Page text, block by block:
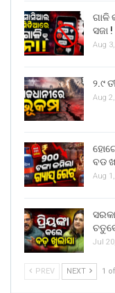
ଗାଳି
ସଜା !
Aug
୨.୯
Aug
ବଡ
Aug
Jul
PREV NEXT 1